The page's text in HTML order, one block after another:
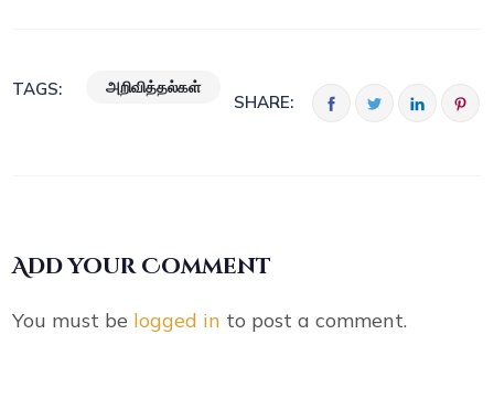
TAGS: அறிவித்தல்கள்
SHARE:
Add your Comment
You must be logged in to post a comment.